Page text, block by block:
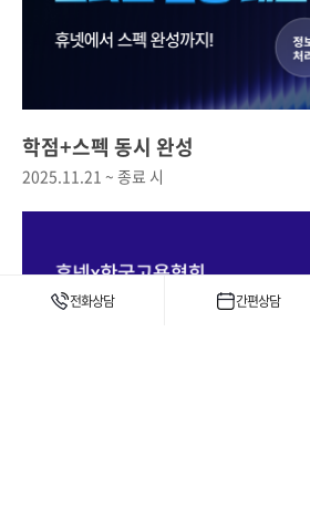
학점+스펙 동시 완성
2025.11.21 ~ 종료 시
전화상담 간편상담